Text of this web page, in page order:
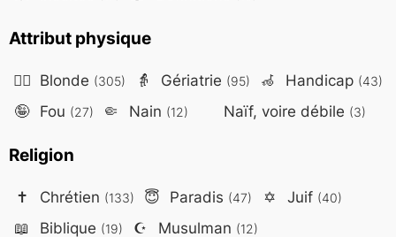
Attribut physique
👱‍♀️ Blonde (305) 👵 Gériatrie (95) 🦽 Handicap (43)
🤪 Fou (27) 🤏 Nain (12) Naïf, voire débile (3)
Religion
✝️ Chrétien (133) 😇 Paradis (47) ✡️ Juif (40)
📖 Biblique (19) ☪️ Musulman (12)